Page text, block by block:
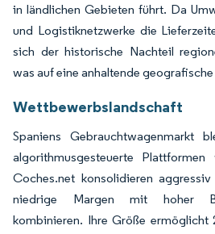
in ländlichen Gebieten führt. Da
und Logistiknetzwerke die
sich der historische Nachteil
was auf eine anhaltende
Wettbewerbslandschaft
Spaniens Gebrauchtwagenmarkt
algorithmusgesteuerte
Coches.net konsolidieren
niedrige Margen mit hoher
kombinieren. Ihre Größe ermöglicht